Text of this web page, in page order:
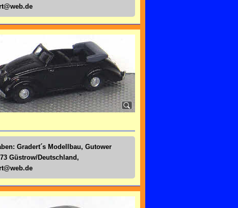
Gradert´s Modellbau, Gutower
Güstrow/Deutschland,